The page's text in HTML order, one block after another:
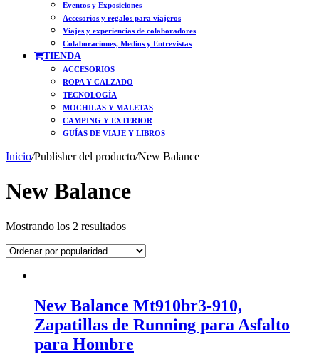
Eventos y Exposiciones
Accesorios y regalos para viajeros
Viajes y experiencias de colaboradores
Colaboraciones, Medios y Entrevistas
TIENDA
ACCESORIOS
ROPA Y CALZADO
TECNOLOGÍA
MOCHILAS Y MALETAS
CAMPING Y EXTERIOR
GUÍAS DE VIAJE Y LIBROS
Inicio/Publisher del producto/New Balance
New Balance
Mostrando los 2 resultadosOrdenado
popularidad
New Balance Mt910br3-910,
Zapatillas de Running para Asfalto
para Hombre